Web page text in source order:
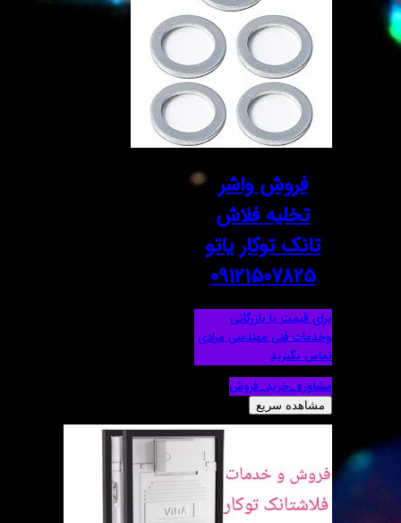
فروش واشر
تخلیه فلاش
تانک توکار یاتو
09121507825
برای قیمت با بازرگانی
وخدمات فنی مهندسی مرادی
مشاوره_خرید_فروش
مشاهده سریع